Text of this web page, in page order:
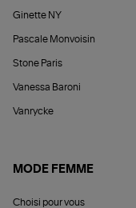
Ginette NY
Pascale Monvoisin
Stone Paris
Vanessa Baroni
Vanrycke
MODE FEMME
Choisi pour vous